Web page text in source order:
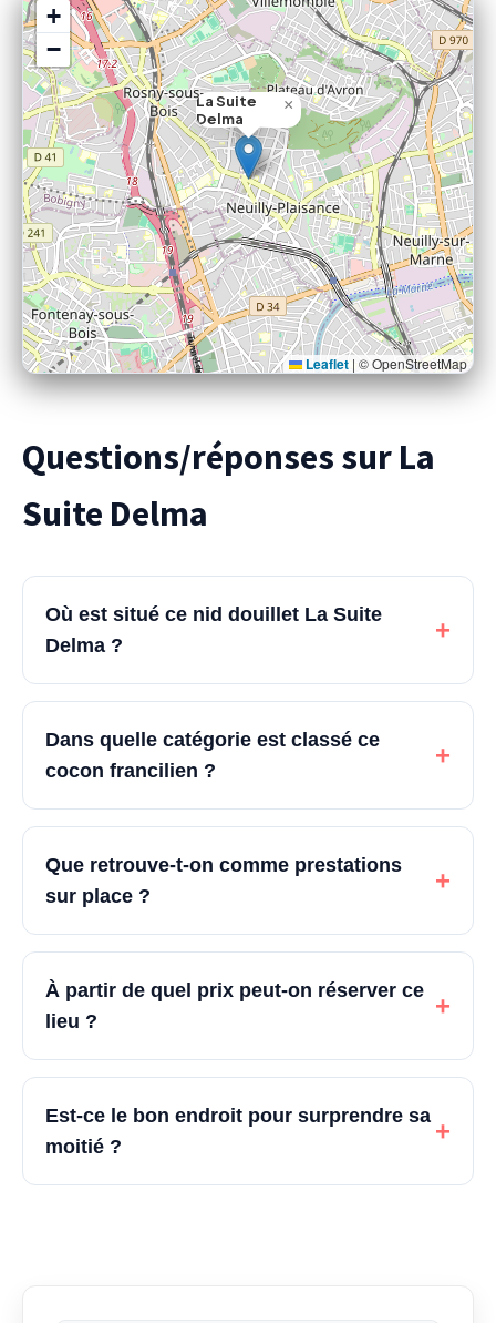
La Suite
Delma
×
+
−
Leaflet | © OpenStreetMap
Questions/réponses sur La
Suite Delma
Où est situé ce nid douillet La Suite
Delma ?
+
Dans quelle catégorie est classé ce
cocon francilien ?
+
Que retrouve-t-on comme prestations
sur place ?
+
À partir de quel prix peut-on réserver ce
lieu ?
+
Est-ce le bon endroit pour surprendre sa
moitié ?
+